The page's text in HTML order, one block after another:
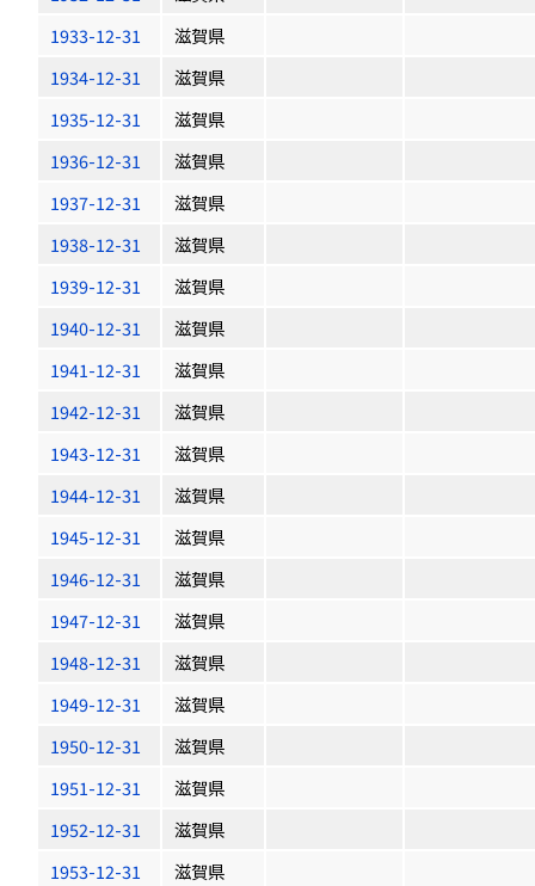
1933-12-31
滋賀県
1934-12-31
滋賀県
1935-12-31
滋賀県
1936-12-31
滋賀県
1937-12-31
滋賀県
1938-12-31
滋賀県
1939-12-31
滋賀県
1940-12-31
滋賀県
1941-12-31
滋賀県
1942-12-31
滋賀県
1943-12-31
滋賀県
1944-12-31
滋賀県
1945-12-31
滋賀県
1946-12-31
滋賀県
1947-12-31
滋賀県
1948-12-31
滋賀県
1949-12-31
滋賀県
1950-12-31
滋賀県
1951-12-31
滋賀県
1952-12-31
滋賀県
1953-12-31
滋賀県